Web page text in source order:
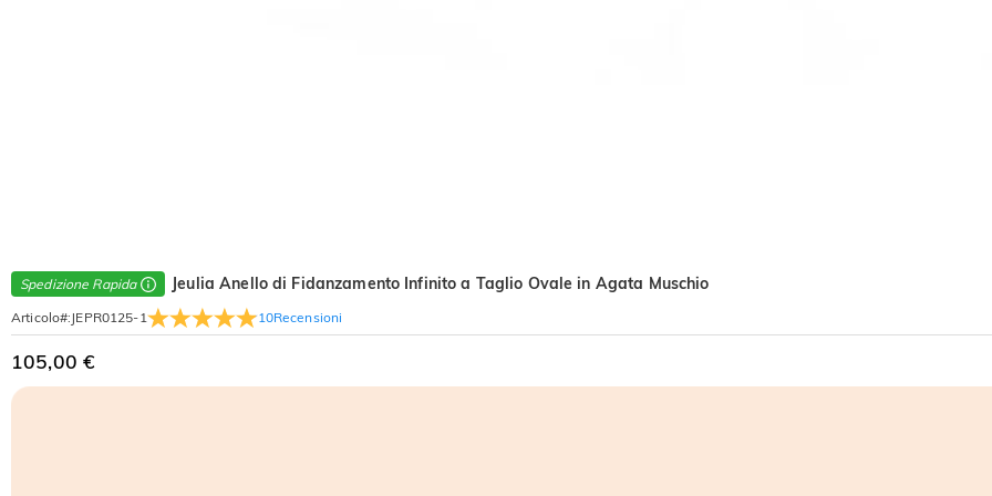
Spedizione Rapida Jeulia Anello di Fidanzamento Infinito a Taglio Ovale in Agata Muschio
Articolo#: JEPR0125-1 10Recensioni
105,00 €